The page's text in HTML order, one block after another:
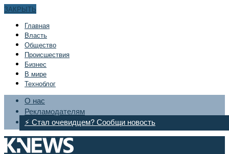
ЗАКРЫТЬ
Главная
Bласть
Общество
Происшествия
Бизнес
В мире
Техноблог
О нас
Рекламодателям
⚡ Стал очевидцем? Сообщи новость